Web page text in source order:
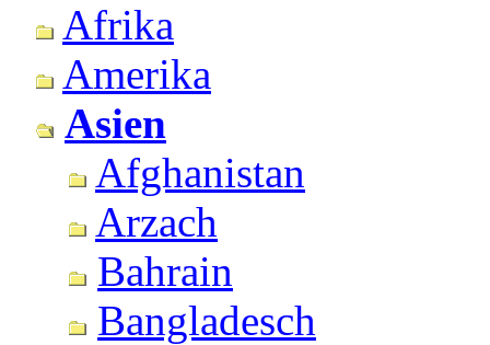
Afrika
Amerika
Asien
Afghanistan
Arzach
Bahrain
Bangladesch